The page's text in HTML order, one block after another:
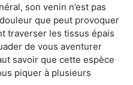
son venin n’est pas
que peut provoquer
traverser les tissus épais
de vous aventurer
savoir que cette espèce
piquer à plusieurs